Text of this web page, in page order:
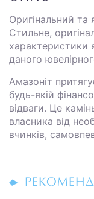
Оригінальний та
Стильне,
характеристики
даного
Амазоніт
будь-якій
відваги. Це
власника від
вчинків,